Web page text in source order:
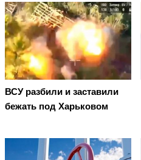
ВСУ разбили и заставили
бежать под Харьковом